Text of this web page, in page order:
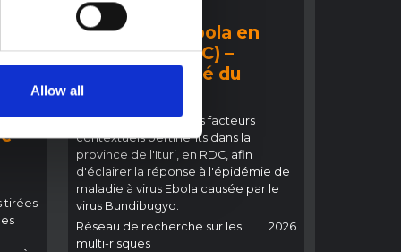
Allow all
tirées
COMPTE RENDU
Épidémie d'Ebola en
Ituri 2026 (RDC) –
Aperçu résumé du
contexte
Cette note détaille les facteurs
contextuels pertinents dans la
province de l'Ituri, en RDC, afin
d'éclairer la réponse à l'épidémie de
maladie à virus Ebola causée par le
virus Bundibugyo.
Réseau de recherche sur les
multi-risques
2026